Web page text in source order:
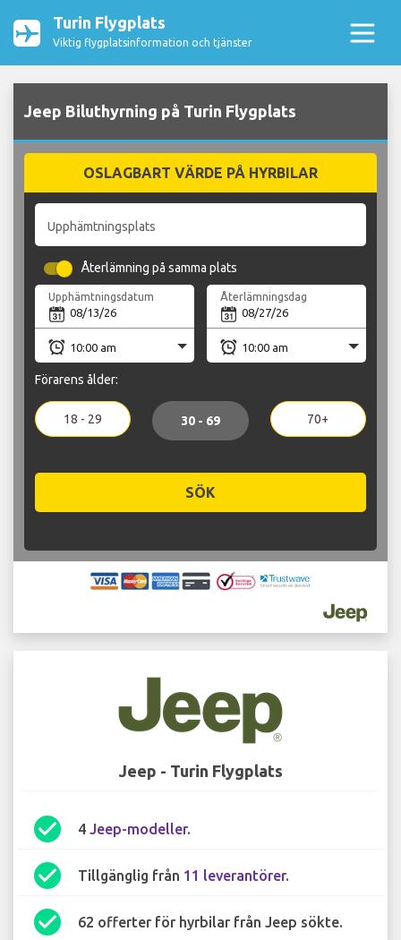
Turin Flygplats
Viktig flygplatsinformation och tjänster
Jeep Biluthyrning på Turin Flygplats
OSLAGBART VÄRDE PÅ HYRBILAR
Upphämtningsplats
Återlämning på samma plats
Upphämtningsdatum Återlämningsdag
Förarens ålder:
18 - 29 30 - 69 70+
SÖK
Jeep - Turin Flygplats
check_circle 4 Jeep-modeller.
check_circle Tillgänglig från 11 leverantörer.
check_circle 62 offerter för hyrbilar från Jeep sökte.